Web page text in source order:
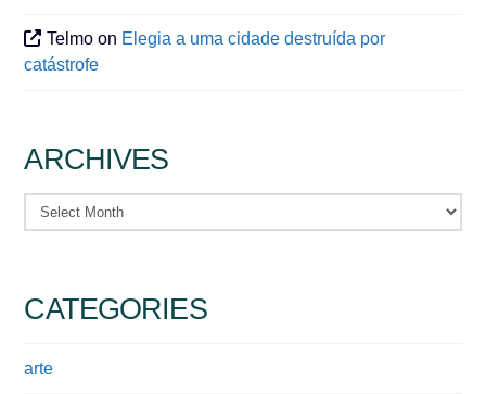
Telmo on Elegia a uma cidade destruída por
catástrofe
ARCHIVES
Archives
CATEGORIES
arte